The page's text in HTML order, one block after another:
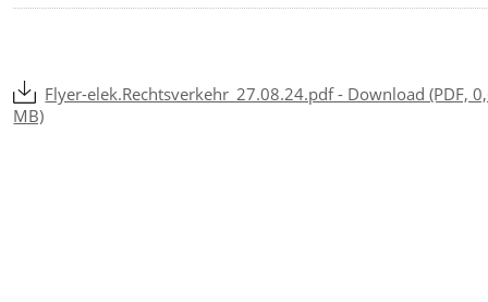
Flyer-elek.Rechtsverkehr_27.08.24.pdf - Download (PDF,
MB)